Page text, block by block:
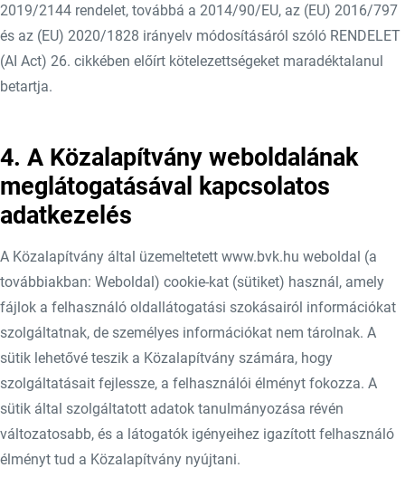
2019/2144 rendelet, továbbá a 2014/90/EU, az (EU) 2016/797
és az (EU) 2020/1828 irányelv módosításáról szóló RENDELET
(AI Act) 26. cikkében előírt kötelezettségeket maradéktalanul
betartja.
4. A Közalapítvány weboldalának
meglátogatásával kapcsolatos
adatkezelés
A Közalapítvány által üzemeltetett www.bvk.hu weboldal (a
továbbiakban: Weboldal) cookie-kat (sütiket) használ, amely
fájlok a felhasználó oldallátogatási szokásairól információkat
szolgáltatnak, de személyes információkat nem tárolnak. A
sütik lehetővé teszik a Közalapítvány számára, hogy
szolgáltatásait fejlessze, a felhasználói élményt fokozza. A
sütik által szolgáltatott adatok tanulmányozása révén
változatosabb, és a látogatók igényeihez igazított felhasználó
élményt tud a Közalapítvány nyújtani.